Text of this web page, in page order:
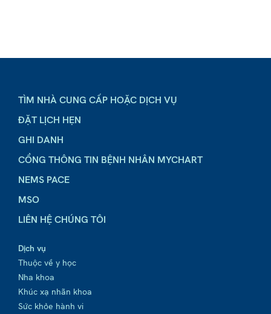
TÌM NHÀ CUNG CẤP HOẶC DỊCH VỤ
ĐẶT LỊCH HẸN
GHI DANH
CỔNG THÔNG TIN BỆNH NHÂN MYCHART
NEMS PACE
MSO
LIÊN HỆ CHÚNG TÔI
Dịch vụ
Thuộc về y học
Nha khoa
Khúc xạ nhãn khoa
Sức khỏe hành vi